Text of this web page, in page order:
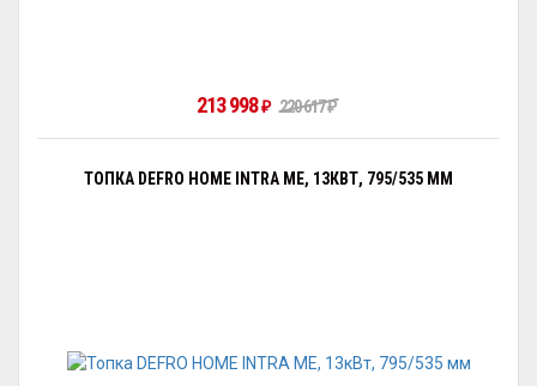
213 998 ₽ 220 617₽
ТОПКА DEFRO HOME INTRA ME, 13КВТ, 795/535 ММ